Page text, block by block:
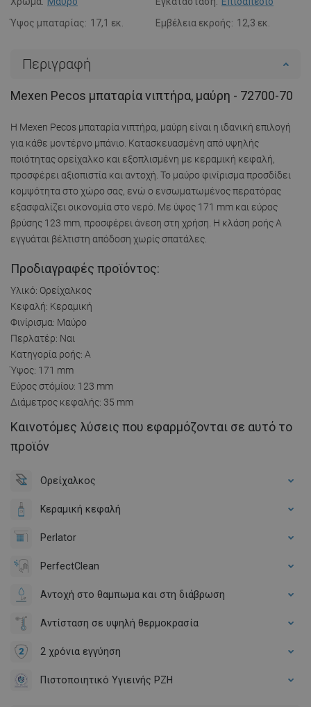
Ύψος μπαταρίας: 17,1 εκ. Εμβέλεια εκροής: 12,3 εκ.
Περιγραφή
Mexen Pecos μπαταρία νιπτήρα, μαύρη - 72700-70
Η Mexen Pecos μπαταρία νιπτήρα, μαύρη είναι η ιδανική επιλογή
για κάθε μοντέρνο μπάνιο. Κατασκευασμένη από υψηλής
ποιότητας ορείχαλκο και εξοπλισμένη με κεραμική κεφαλή,
προσφέρει αξιοπιστία και αντοχή. Το μαύρο φινίρισμα προσδίδει
κομψότητα στο χώρο σας, ενώ ο ενσωματωμένος περατόρας
εξασφαλίζει οικονομία στο νερό. Με ύψος 171 mm και εύρος
βρύσης 123 mm, προσφέρει άνεση στη χρήση. Η κλάση ροής Α
εγγυάται βέλτιστη απόδοση χωρίς σπατάλες.
Προδιαγραφές προϊόντος:
Υλικό: Ορείχαλκος
Κεφαλή: Κεραμική
Φινίρισμα: Μαύρο
Περλατέρ: Ναι
Κατηγορία ροής: A
Ύψος: 171 mm
Εύρος στόμίου: 123 mm
Διάμετρος κεφαλής: 35 mm
Καινοτόμες λύσεις που εφαρμόζονται σε αυτό το
προϊόν
Ορείχαλκος
Κεραμική κεφαλή
Perlator
PerfectClean
Αντοχή στο θαμπωμα και στη διάβρωση
Αντίσταση σε υψηλή θερμοκρασία
2 χρόνια εγγύηση
Πιστοποιητικό Υγιεινής PZH